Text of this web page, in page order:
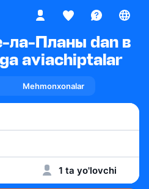
ла-Планы dan в
aviachiptalar
Mehmonxonalar
1 ta yo'lovchi